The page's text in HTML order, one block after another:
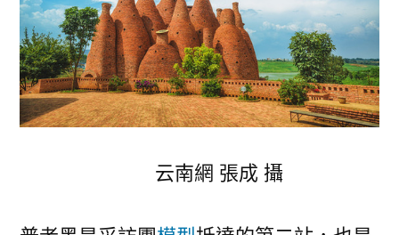
云南網 張成 攝